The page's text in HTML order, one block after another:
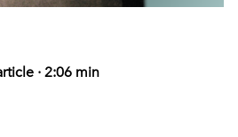
·2:06 min